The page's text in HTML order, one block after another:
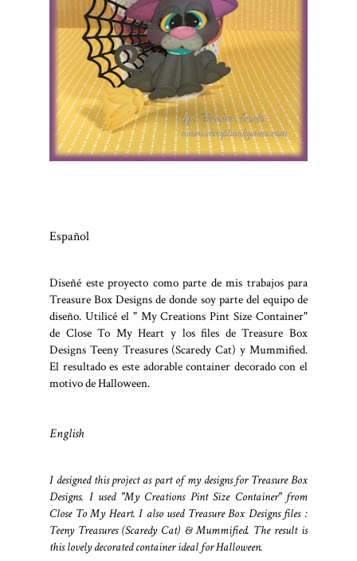
Español
Diseñé este proyecto como parte de mis trabajos para
Treasure Box Designs de donde soy parte del equipo de
diseño. Utilicé el " My Creations Pint Size Container"
de Close To My Heart y los files de Treasure Box
Designs Teeny Treasures (Scaredy Cat) y Mummified.
El resultado es este adorable container decorado con el
motivo de Halloween.
English
I designed this project as part of my designs for Treasure Box
Designs. I used "My Creations Pint Size Container" from
Close To My Heart. I also used Treasure Box Designs files :
Teeny Treasures (Scaredy Cat) & Mummified. The result is
this lovely decorated container ideal for Halloween.